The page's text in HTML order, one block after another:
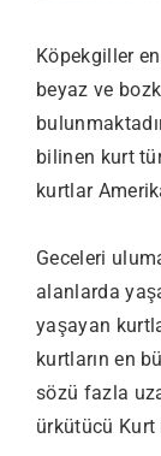
Köpekgiller
beyaz ve
bilinen kurt
kurtlar
Geceleri
alanlarda
yaşayan
kurtların en
sözü fazla
ürkütücü Kurt